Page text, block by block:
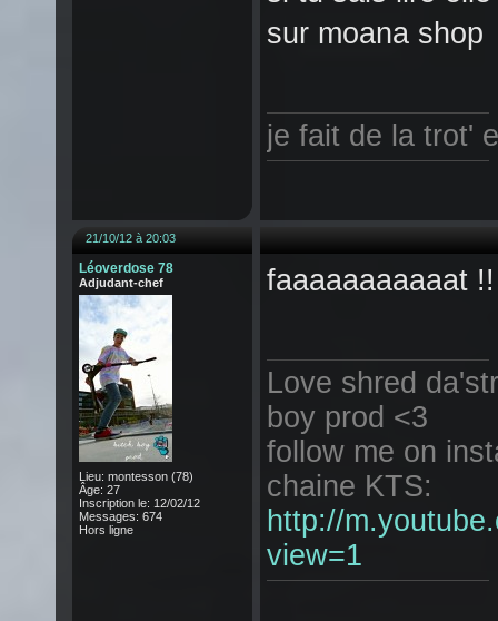
sur moana shop
je fait de la trot'
21/10/12 à 20:03
Léoverdose 78
Adjudant-chef
Lieu: montesson (78)
Âge: 27
Inscription le: 12/02/12
Messages: 674
Hors ligne
faaaaaaaaaaat
Love shred
boy prod <3
follow me on
chaine KTS:
http://
view=1